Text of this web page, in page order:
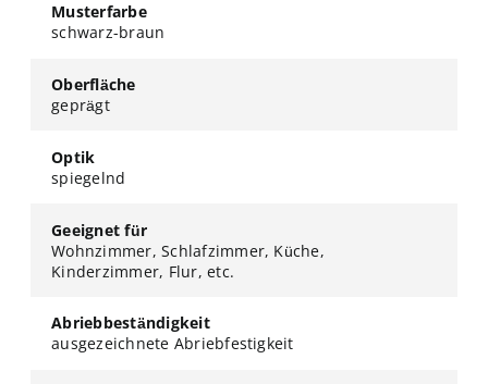
Musterfarbe
schwarz-braun
Oberfläche
geprägt
Optik
spiegelnd
Geeignet für
Wohnzimmer, Schlafzimmer, Küche,
Kinderzimmer, Flur, etc.
Abriebbeständigkeit
ausgezeichnete Abriebfestigkeit